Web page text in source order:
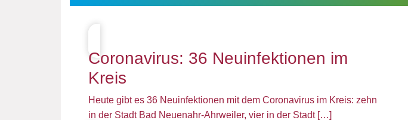
Coronavirus: 36 Neuinfektionen im
Kreis
Heute gibt es 36 Neuinfektionen mit dem Coronavirus im Kreis: zehn
in der Stadt Bad Neuenahr-Ahrweiler, vier in der Stadt […]